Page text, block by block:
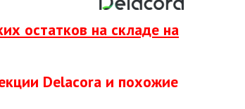
остатков на складе на
Delacora и похожие